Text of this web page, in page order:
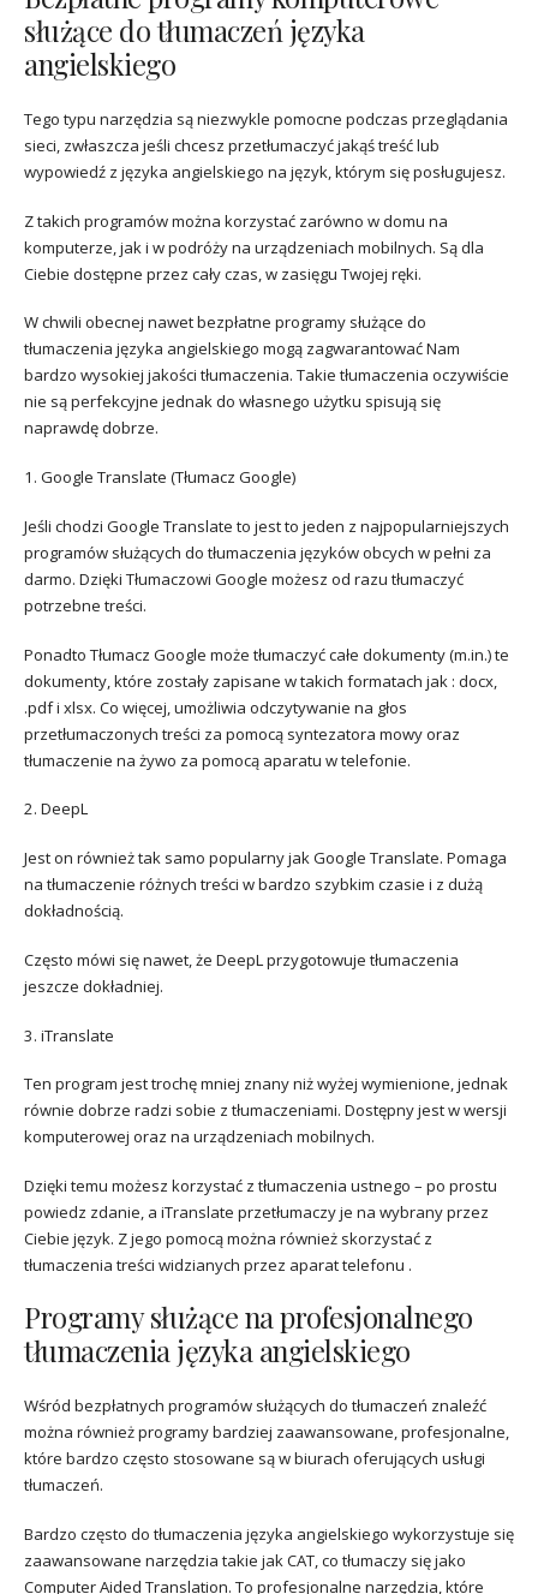
służące do tłumaczeń języka
angielskiego
Tego typu narzędzia są niezwykle pomocne podczas przeglądania
sieci, zwłaszcza jeśli chcesz przetłumaczyć jakąś treść lub
wypowiedź z języka angielskiego na język, którym się posługujesz.
Z takich programów można korzystać zarówno w domu na
komputerze, jak i w podróży na urządzeniach mobilnych. Są dla
Ciebie dostępne przez cały czas, w zasięgu Twojej ręki.
W chwili obecnej nawet bezpłatne programy służące do
tłumaczenia języka angielskiego mogą zagwarantować Nam
bardzo wysokiej jakości tłumaczenia. Takie tłumaczenia oczywiście
nie są perfekcyjne jednak do własnego użytku spisują się
naprawdę dobrze.
1. Google Translate (Tłumacz Google)
Jeśli chodzi Google Translate to jest to jeden z najpopularniejszych
programów służących do tłumaczenia języków obcych w pełni za
darmo. Dzięki Tłumaczowi Google możesz od razu tłumaczyć
potrzebne treści.
Ponadto Tłumacz Google może tłumaczyć całe dokumenty (m.in.) te
dokumenty, które zostały zapisane w takich formatach jak : docx,
.pdf i xlsx. Co więcej, umożliwia odczytywanie na głos
przetłumaczonych treści za pomocą syntezatora mowy oraz
tłumaczenie na żywo za pomocą aparatu w telefonie.
2. DeepL
Jest on również tak samo popularny jak Google Translate. Pomaga
na tłumaczenie różnych treści w bardzo szybkim czasie i z dużą
dokładnością.
Często mówi się nawet, że DeepL przygotowuje tłumaczenia
jeszcze dokładniej.
3. iTranslate
Ten program jest trochę mniej znany niż wyżej wymienione, jednak
równie dobrze radzi sobie z tłumaczeniami. Dostępny jest w wersji
komputerowej oraz na urządzeniach mobilnych.
Dzięki temu możesz korzystać z tłumaczenia ustnego – po prostu
powiedz zdanie, a iTranslate przetłumaczy je na wybrany przez
Ciebie język. Z jego pomocą można również skorzystać z
tłumaczenia treści widzianych przez aparat telefonu .
Programy służące na profesjonalnego
tłumaczenia języka angielskiego
Wśród bezpłatnych programów służących do tłumaczeń znaleźć
można również programy bardziej zaawansowane, profesjonalne,
które bardzo często stosowane są w biurach oferujących usługi
tłumaczeń.
Bardzo często do tłumaczenia języka angielskiego wykorzystuje się
zaawansowane narzędzia takie jak CAT, co tłumaczy się jako
Computer Aided Translation. To profesjonalne narzędzia, które